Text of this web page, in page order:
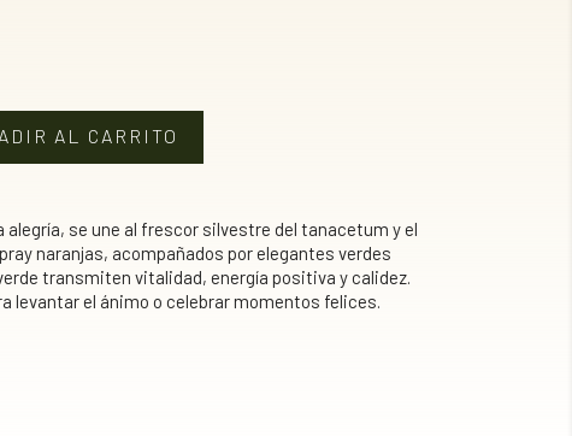
AL CARRITO
alegría, se une al frescor silvestre del tanacetum y el
naranjas, acompañados por elegantes verdes
transmiten vitalidad, energía positiva y calidez.
levantar el ánimo o celebrar momentos felices.